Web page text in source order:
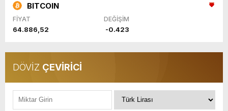
BITCOIN
FİYAT DEĞİŞİM
64.886,52 -0.423
DÖVİZ ÇEVİRİCİ